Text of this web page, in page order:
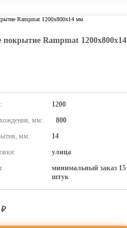
покрытие Rampmat 1200х800х14
1200
мм:
800
мм:
14
улица
минимальный заказ 15
штук
₽